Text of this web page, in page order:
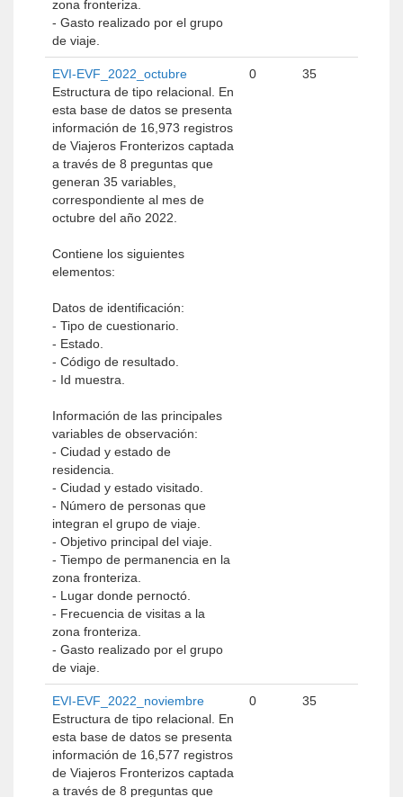
zona fronteriza.
- Gasto realizado por el grupo
de viaje.
EVI-EVF_2022_octubre
Estructura de tipo relacional. En
esta base de datos se presenta
información de 16,973 registros
de Viajeros Fronterizos captada
a través de 8 preguntas que
generan 35 variables,
correspondiente al mes de
octubre del año 2022.
Contiene los siguientes
elementos:
Datos de identificación:
- Tipo de cuestionario.
- Estado.
- Código de resultado.
- Id muestra.
Información de las principales
variables de observación:
- Ciudad y estado de
residencia.
- Ciudad y estado visitado.
- Número de personas que
integran el grupo de viaje.
- Objetivo principal del viaje.
- Tiempo de permanencia en la
zona fronteriza.
- Lugar donde pernoctó.
- Frecuencia de visitas a la
zona fronteriza.
- Gasto realizado por el grupo
de viaje.
0 35
EVI-EVF_2022_noviembre
Estructura de tipo relacional. En
esta base de datos se presenta
información de 16,577 registros
de Viajeros Fronterizos captada
a través de 8 preguntas que
0 35